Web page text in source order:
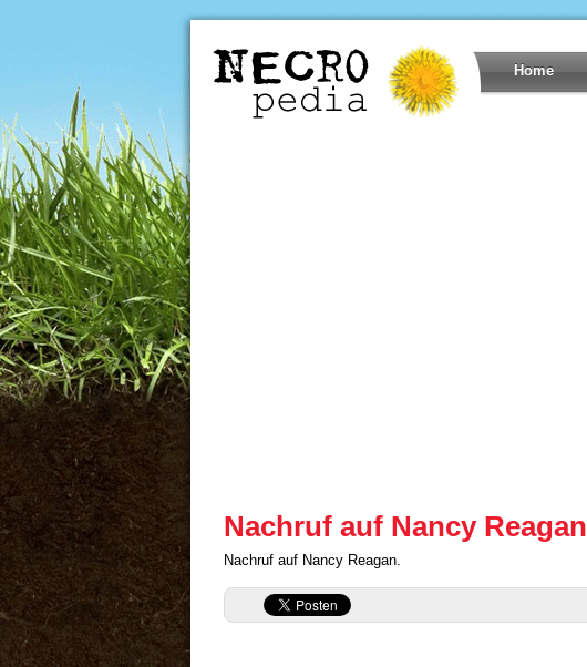
Home
Nachruf auf Nancy Reagan
Nachruf auf Nancy Reagan.